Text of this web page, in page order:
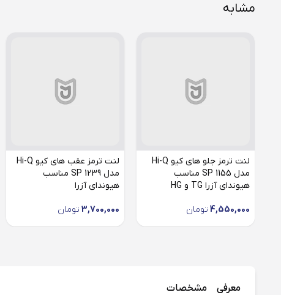
مشابه
لنت ترمز جلو های کیو Hi-Q
مدل SP 1155 مناسب
هیوندای آزرا TG و HG
4,550,000 تومان
لنت ترمز عقب های کیو Hi-Q
مدل SP 1239 مناسب
هیوندای آزرا
3,700,000 تومان
معرفی مشخصات